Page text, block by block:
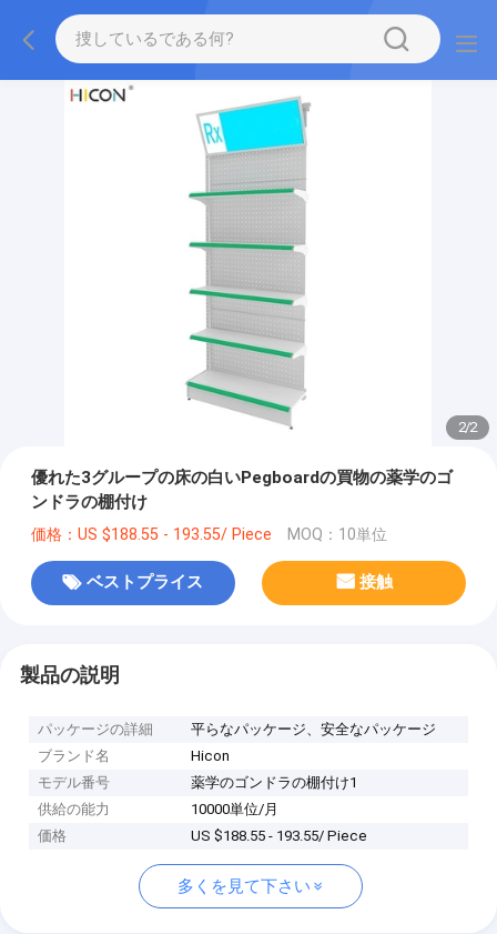
2/2
優れた3グループの床の白いPegboardの買物の薬学のゴ
ンドラの棚付け
価格：US $188.55 - 193.55/ Piece MOQ：10単位
ベストプライス 接触
製品の説明
パッケージの詳細
平らなパッケージ、安全なパッケージ
ブランド名
Hicon
モデル番号
薬学のゴンドラの棚付け1
供給の能力
10000単位/月
価格
US $188.55 - 193.55/ Piece
多くを見て下さい